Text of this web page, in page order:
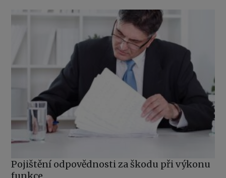
Pojištění odpovědnosti za škodu při výkonu